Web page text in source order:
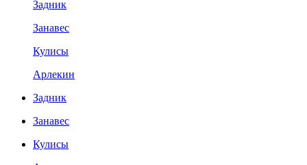
Задник
Занавес
Кулисы
Арлекин
Задник
Занавес
Кулисы